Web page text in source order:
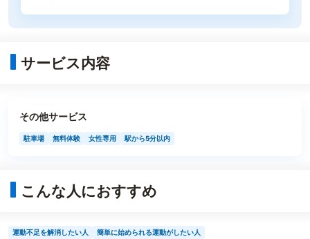
サービス内容
その他サービス
駐車場 無料体験 女性専用 駅から5分以内
こんな人におすすめ
運動不足を解消したい人
簡単に始められる運動がしたい人